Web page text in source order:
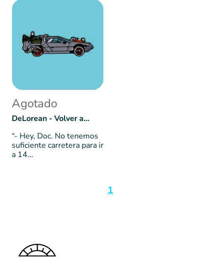
Agotado
DeLorean - Volver al futuro 02
“- Hey, Doc. No tenemos
suficiente carretera para ir
a 14...
1